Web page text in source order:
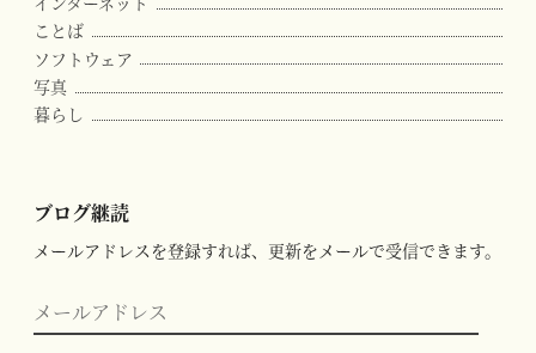
ことば
ソフトウェア
写真
暮らし
ブログ継読
メールアドレスを登録すれば、更新をメールで受信できます。
ー
ル